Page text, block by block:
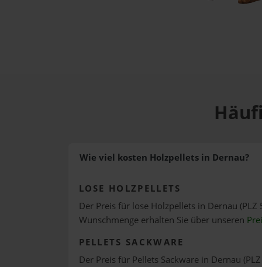
Wie viel kosten Holzpellets in Dernau?
LOSE HOLZPELLETS
Der Preis für lose Holzpellets in Dernau
Wunschmenge erhalten Sie über unseren
PELLETS SACKWARE
Der Preis für Pellets Sackware in Dernau